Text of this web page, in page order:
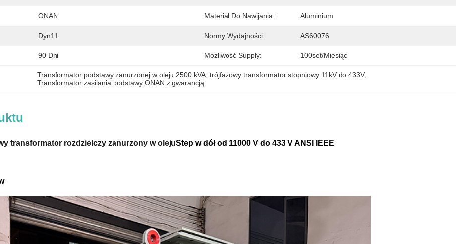
ONAN Materiał Do Nawijania: Aluminium
Dyn11 Normy Wydajności: AS60076
90 Dni Możliwość Supply: 100set/miesiąc
Transformator podstawy zanurzonej w oleju 2500 kVA , trójfazowy transformator stopniowy 11kV do 433V
Transformator zasilania podstawy ONAN z gwarancją
transformator rozdzielczy zanurzony w olejuStep w dół od 11000 V do 433 V ANSI IEEE